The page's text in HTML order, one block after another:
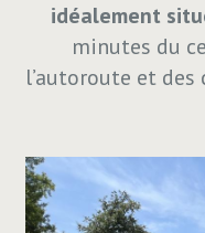
idéalement
minutes du
l’autoroute et des